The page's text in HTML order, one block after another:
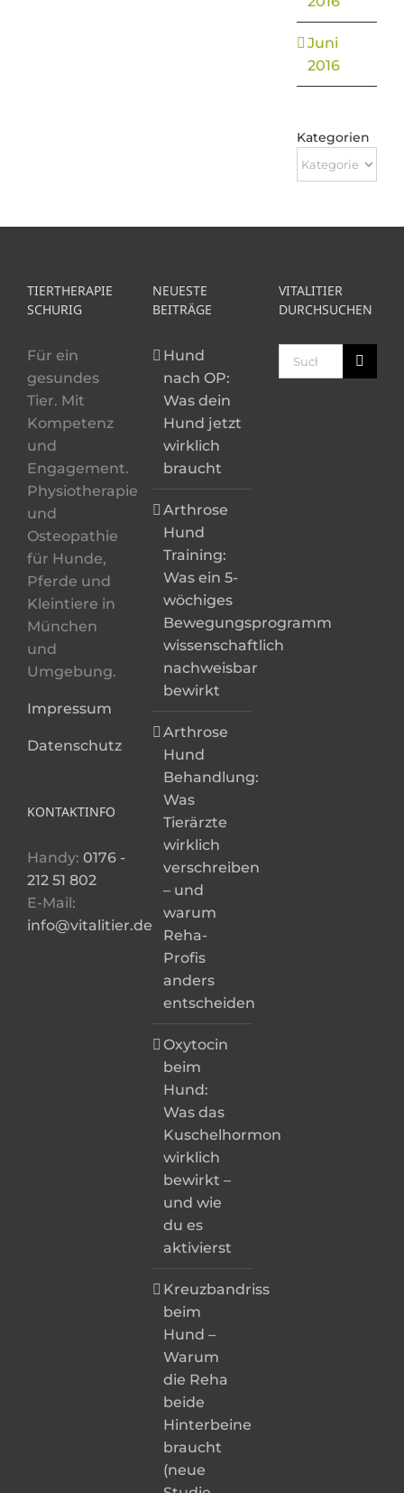
Juni
2016
Kategorien
Kategorien
TIERTHERAPIE
SCHURIG
Für ein
gesundes
Tier. Mit
Kompetenz
und
Engagement.
Physiotherapie
und
Osteopathie
für Hunde,
Pferde und
Kleintiere in
München
und
Umgebung.
Impressum
Datenschutz
KONTAKTINFO
Handy: 0176 -
212 51 802
E-Mail:
info@vitalitier.de
NEUESTE
BEITRÄGE
Hund
nach OP:
Was dein
Hund jetzt
wirklich
braucht
Arthrose
Hund
Training:
Was ein 5-
wöchiges
Bewegungsprogramm
wissenschaftlich
nachweisbar
bewirkt
Arthrose
Hund
Behandlung:
Was
Tierärzte
wirklich
verschreiben
– und
warum
Reha-
Profis
anders
entscheiden
Oxytocin
beim
Hund:
Was das
Kuschelhormon
wirklich
bewirkt –
und wie
du es
aktivierst
Kreuzbandriss
beim
Hund –
Warum
die Reha
beide
Hinterbeine
braucht
(neue
VITALITIER
DURCHSUCHEN
Suche
nach: